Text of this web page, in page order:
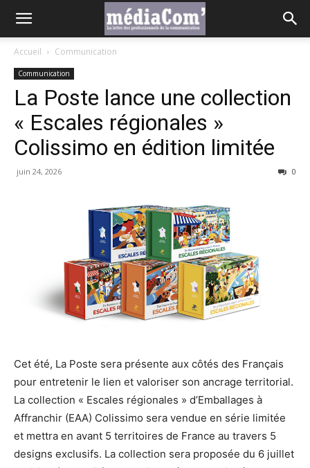
Accueil Communication
Communication
La Poste lance une collection
« Escales régionales »
Colissimo en édition limitée
juin 24, 2026 0
Cet été, La Poste sera présente aux côtés des Français
pour entretenir le lien et valoriser son ancrage territorial.
La collection « Escales régionales » d’Emballages à
Affranchir (EAA) Colissimo sera vendue en série limitée
et mettra en avant 5 territoires de France au travers 5
designs exclusifs. La collection sera proposée du 6 juillet